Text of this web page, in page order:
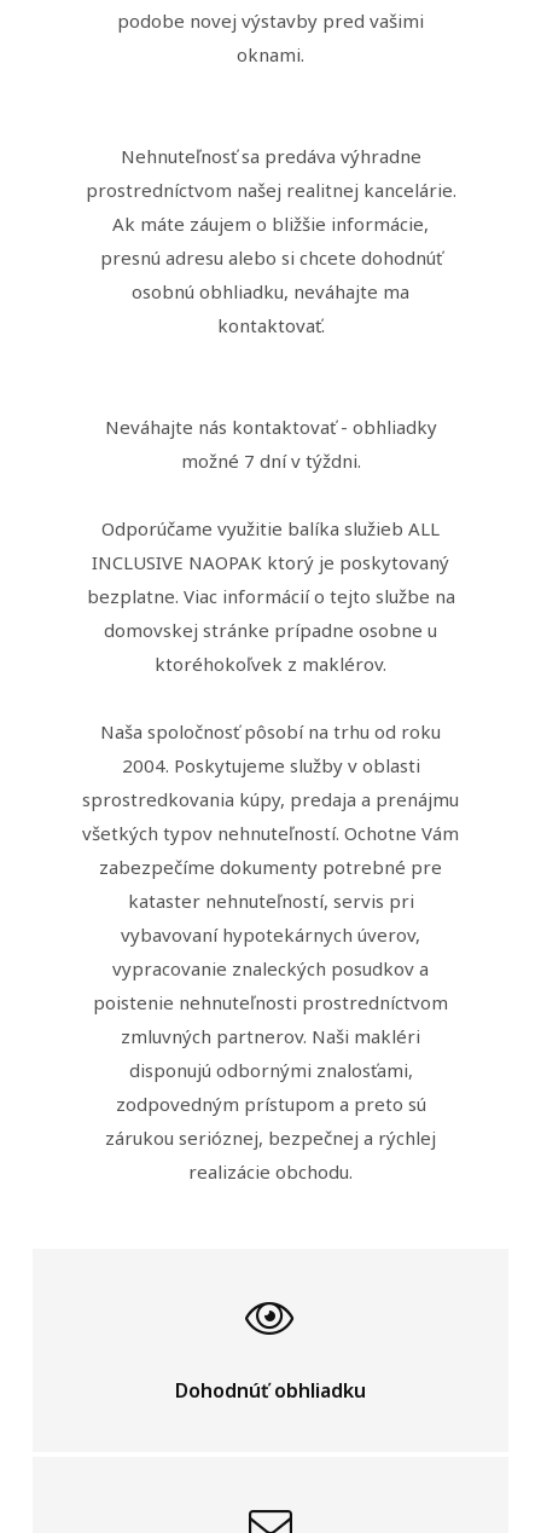
podobe novej výstavby pred vašimi
oknami.
Nehnuteľnosť sa predáva výhradne
prostredníctvom našej realitnej kancelárie.
Ak máte záujem o bližšie informácie,
presnú adresu alebo si chcete dohodnúť
osobnú obhliadku, neváhajte ma
kontaktovať.
Neváhajte nás kontaktovať - obhliadky
možné 7 dní v týždni.
Odporúčame využitie balíka služieb ALL
INCLUSIVE NAOPAK ktorý je poskytovaný
bezplatne. Viac informácií o tejto službe na
domovskej stránke prípadne osobne u
ktoréhokoľvek z maklérov.
Naša spoločnosť pôsobí na trhu od roku
2004. Poskytujeme služby v oblasti
sprostredkovania kúpy, predaja a prenájmu
všetkých typov nehnuteľností. Ochotne Vám
zabezpečíme dokumenty potrebné pre
kataster nehnuteľností, servis pri
vybavovaní hypotekárnych úverov,
vypracovanie znaleckých posudkov a
poistenie nehnuteľnosti prostredníctvom
zmluvných partnerov. Naši makléri
disponujú odbornými znalosťami,
zodpovedným prístupom a preto sú
zárukou serióznej, bezpečnej a rýchlej
realizácie obchodu.
Dohodnúť obhliadku